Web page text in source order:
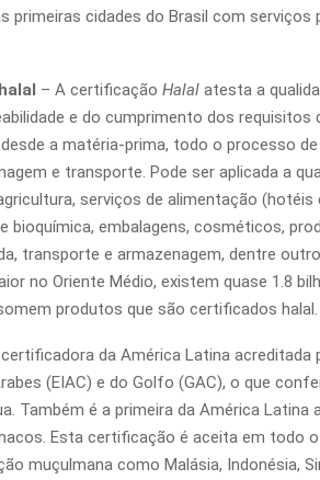
primeiras cidades do Brasil com serviços
– A certificação Halal atesta a
e do cumprimento dos requisitos
a matéria-prima, todo o processo
e transporte. Pode ser aplicada a
serviços de alimentação
bioquímica, embalagens, cosméticos,
transporte e armazenagem, dentre
no Oriente Médio, existem quase 1.8
produtos que são certificados halal.
certificadora da América Latina acreditada
(EIAC) e do Golfo (GAC), o que
Também é a primeira da América Latina
Esta certificação é aceita em todo o
muçulmana como Malásia, Indonésia,